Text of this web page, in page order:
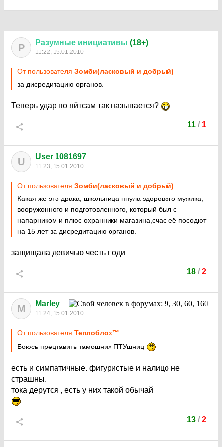
Р Разумные инициативы (18+)
11:22, 15.01.2010
От пользователя Зомби(ласковый и добрый)
за дисредитацию органов.
Теперь удар по яйтсам так называется?
11/ 1
U User 1081697
11:23, 15.01.2010
От пользователя Зомби(ласковый и добрый)
Какая же это драка, школьница пнула здорового мужика,
вооружонного и подготовленного, который был с
напарником и плюс охранники магазина,счас её посодют
на 15 лет за дисредитацию органов.
защищала девичью честь поди
18 / 2
M Marley_
11:24, 15.01.2010
От пользователя Теплоблох™
Боюсь прецтавить тамошних ПТУшниц
есть и симпатичные. фигуристые и налицо не
страшны.
тока дерутся , есть у них такой обычай
13 / 2